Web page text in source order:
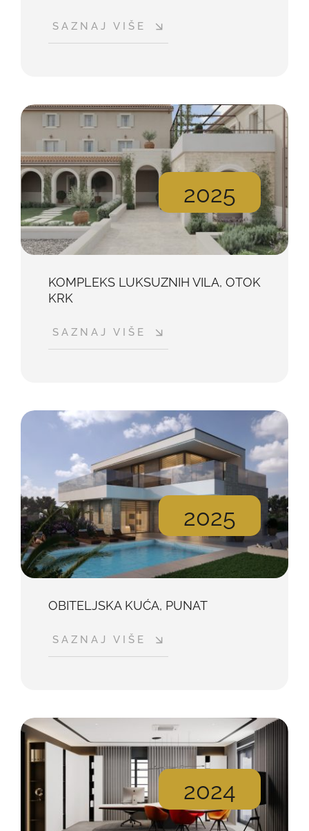
SAZNAJ VIŠE
2025
KOMPLEKS LUKSUZNIH VILA, OTOK
KRK
SAZNAJ VIŠE
2025
OBITELJSKA KUĆA, PUNAT
SAZNAJ VIŠE
2024